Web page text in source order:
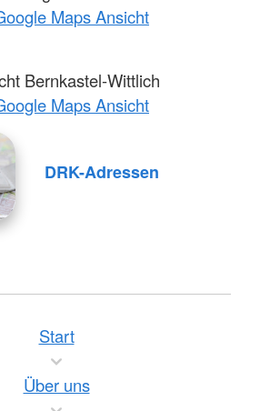
Maps Ansicht
Bernkastel-Wittlich
Maps Ansicht
DRK-Adressen
Start
Über uns